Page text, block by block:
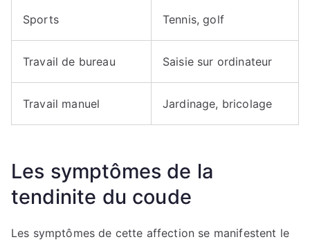
Sports Tennis, golf
Travail de bureau Saisie sur ordinateur
Travail manuel Jardinage, bricolage
Les symptômes de la
tendinite du coude
Les symptômes de cette affection se manifestent le